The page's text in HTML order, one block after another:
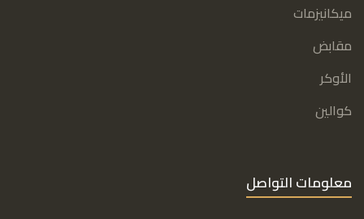
ميكانيزمات
مقابض
الأوكر
كوالين
معلومات التواصل